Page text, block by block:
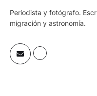
Periodista y fotógrafo.
migración y astronomía.